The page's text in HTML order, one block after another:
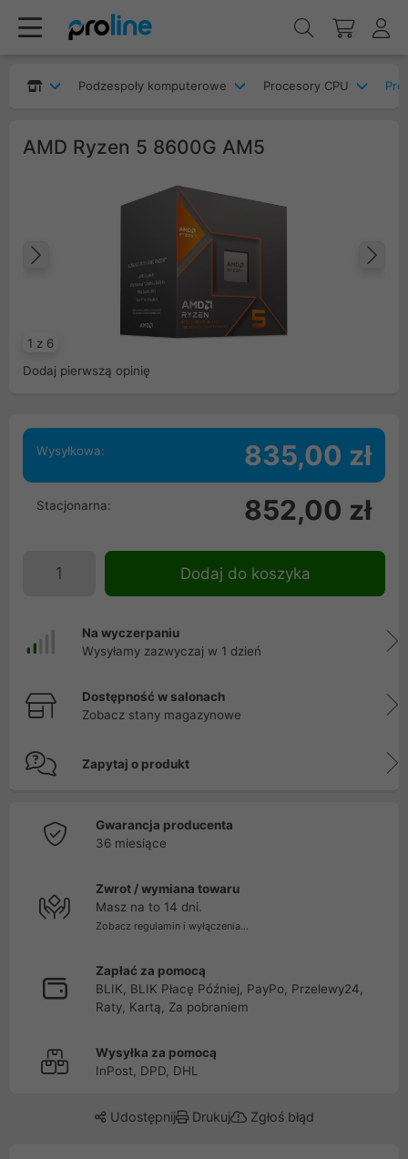
Podzespoły komputerowe Procesory CPU
AMD Ryzen 5 8600G AM5
1 z 6
Poprzedni
Dodaj pierwszą opinię
Wysyłkowa: 835,00 zł
Stacjonarna: 852,00 zł
Dodaj do koszyka
Na wyczerpaniu
Wysyłamy zazwyczaj w 1 dzień
Dostępność w salonach
Zobacz stany magazynowe
Zapytaj o produkt
Gwarancja producenta
36 miesiące
Zwrot / wymiana towaru
Masz na to 14 dni.
Zobacz regulamin i wyłączenia...
Zapłać za pomocą
BLIK, BLIK Płacę Później, PayPo, Przelewy24,
Raty, Kartą, Za pobraniem
Wysyłka za pomocą
InPost, DPD, DHL
Udostępnij Drukuj Zgłoś błąd